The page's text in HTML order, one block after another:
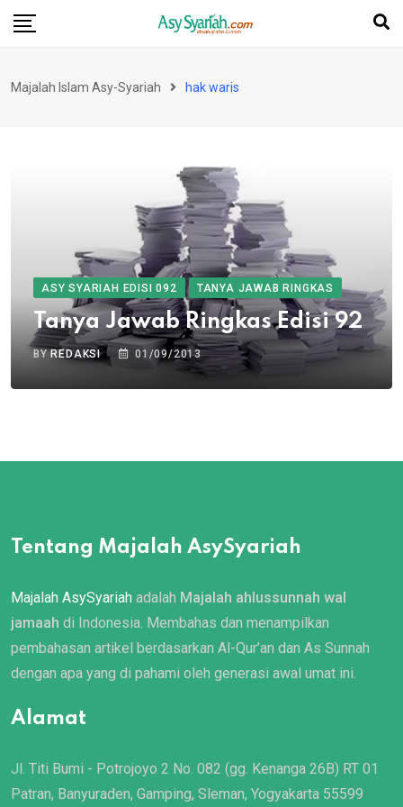
Skip
Majalah Islam Asy-Syariah hak waris
ASY SYARIAH EDISI 092 TANYA JAWAB RINGKAS
Tanya Jawab Ringkas Edisi 92
BY REDAKSI 01/09/2013
Tentang Majalah AsySyariah
Majalah AsySyariah adalah Majalah ahlussunnah wal
jamaah di Indonesia. Membahas dan menampilkan
pembahasan artikel berdasarkan Al-Qur’an dan As Sunnah
dengan apa yang di pahami oleh generasi awal umat ini.
Alamat
Jl. Titi Bumi - Potrojoyo 2 No. 082 (gg. Kenanga 26B) RT 01
Patran, Banyuraden, Gamping, Sleman, Yogyakarta 55599